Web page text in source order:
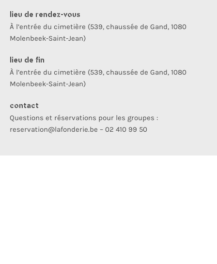
lieu de rendez-vous
À l’entrée du cimetière (539, chaussée de Gand, 1080
Molenbeek-Saint-Jean)
lieu de fin
À l’entrée du cimetière (539, chaussée de Gand, 1080
Molenbeek-Saint-Jean)
contact
Questions et réservations pour les groupes :
reservation@lafonderie.be – 02 410 99 50